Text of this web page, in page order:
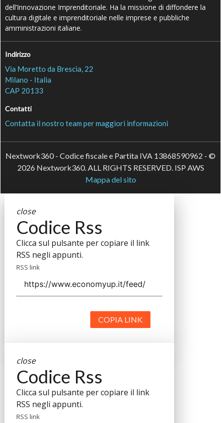
dell’Innovazione Imprenditoriale. Ha la missione di diffondere la
cultura digitale e imprenditoriale nelle imprese e pubbliche
amministrazioni italiane.
Indirizzo
Via Moretto da Brescia, 22
Milano - Italia
CAP 20133
Contatti
Contatta il nostro team per maggiori informazioni
Nextwork360 - Codice fiscale e Partita IVA 13868590962 - ©
2026 Nextwork360. ALL RIGHTS RESERVED. ISP AWS
Mappa del sito
close
Codice Rss
Clicca sul pulsante per copiare il link
RSS negli appunti.
RSS link
COPIA LINK
close
Codice Rss
Clicca sul pulsante per copiare il link
RSS negli appunti.
RSS link